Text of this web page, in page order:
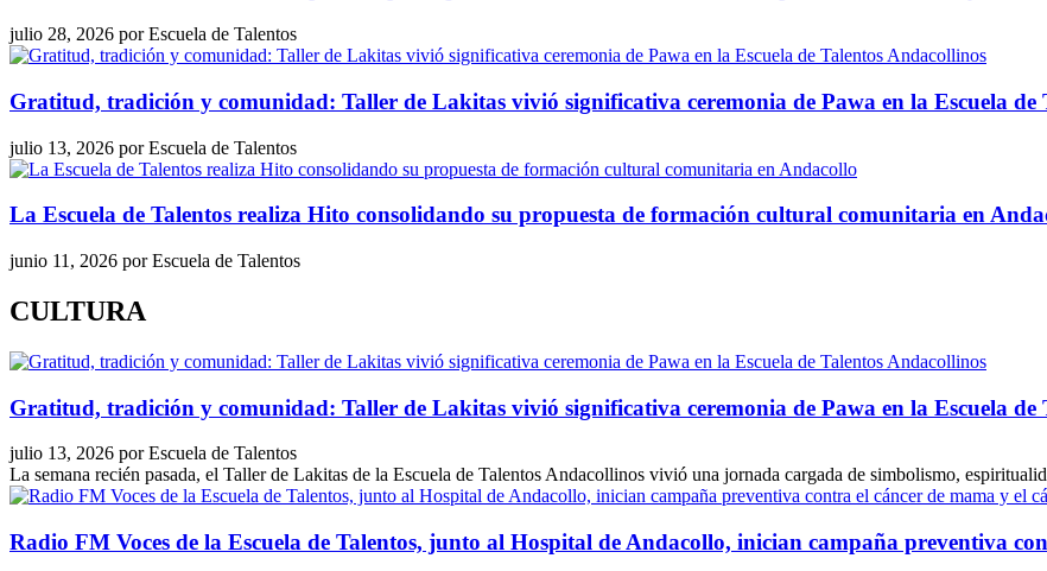
julio 28, 2026 porEscuela de Talentos
Gratitud, tradición y comunidad: Taller de Lakitas vivió significativa ceremonia de Pawa en la Escuela de
julio 13, 2026 porEscuela de Talentos
La Escuela de Talentos realiza Hito consolidando su propuesta de formación cultural comunitaria en
junio 11, 2026 porEscuela de Talentos
CULTURA
Gratitud, tradición y comunidad: Taller de Lakitas vivió significativa ceremonia de Pawa en la Escuela de
julio 13, 2026 porEscuela de Talentos
La semana recién pasada, el Taller de Lakitas de la Escuela de Talentos Andacollinos vivió una jornada cargada de simbolismo,
Radio FM Voces de la Escuela de Talentos, junto al Hospital de Andacollo, inician campaña preventiva